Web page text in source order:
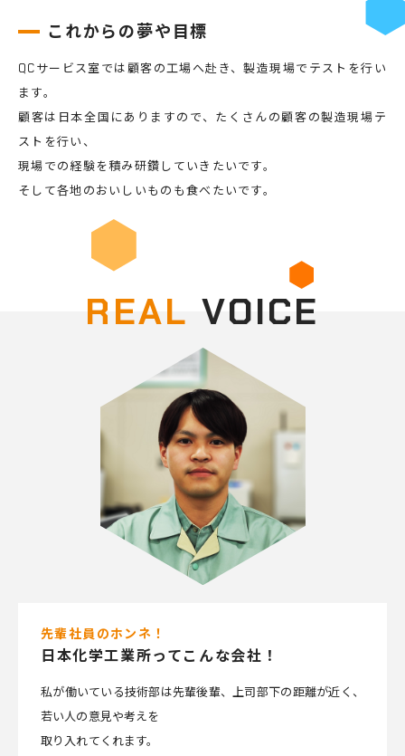
これからの夢や目標
QCサービス室では顧客の工場へ赴き、製造現場でテストを行い
ます。
顧客は日本全国にありますので、たくさんの顧客の製造現場テ
ストを行い、
現場での経験を積み研鑽していきたいです。
そして各地のおいしいものも食べたいです。
REAL VOICE
先輩社員のホンネ！
日本化学工業所ってこんな会社！
私が働いている技術部は先輩後輩、上司部下の距離が近く、
若い人の意見や考えを
取り入れてくれます。